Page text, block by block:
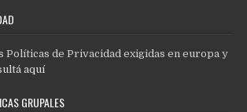
Políticas de Privacidad exigidas en europa y
aquí
GRUPALES